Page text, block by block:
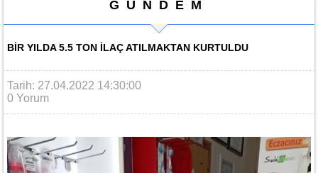
GÜNDEM
BIR YILDA 5.5 TON ILAÇ ATILMAKTAN KURTULDU
Tarih: 27.04.2022 14:30:00
0 Yorum